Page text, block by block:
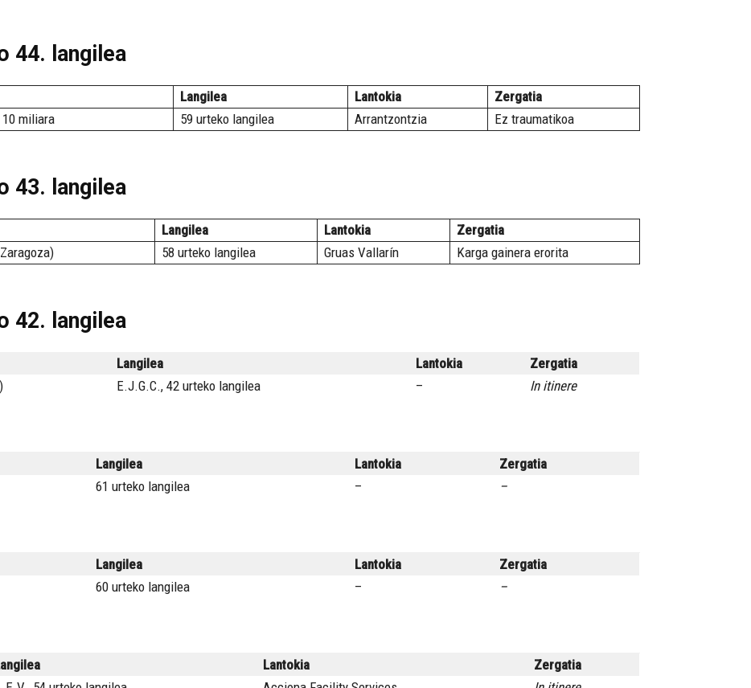
44. langilea
Langilea Lantokia
Zergatia
miliara 59 urteko langilea Arrantzontzia Ez traumatikoa
43. langilea
Langilea Lantokia
Zergatia
58 urteko langilea Gruas Vallarín Karga gainera erorita
42. langilea
Langilea Lantokia
Zergatia
E.J.G.C., 42 urteko langilea – In itinere
Langilea Lantokia
Zergatia
61 urteko langilea – –
Langilea Lantokia
Zergatia
60 urteko langilea – –
Lantokia
Zergatia